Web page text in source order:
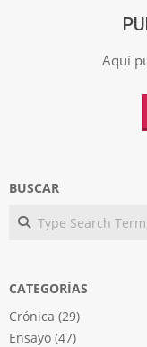
Aquí
BUSCAR
Search
CATEGORÍAS
Crónica (29)
Ensayo (47)